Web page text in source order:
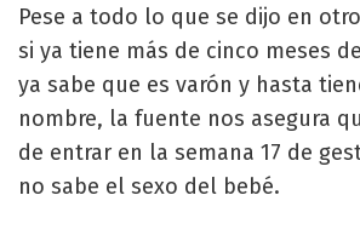
Pese a todo lo que se dijo en
si ya tiene más de cinco meses
ya sabe que es varón y hasta
nombre, la fuente nos asegura
de entrar en la semana 17 de
no sabe el sexo del bebé.